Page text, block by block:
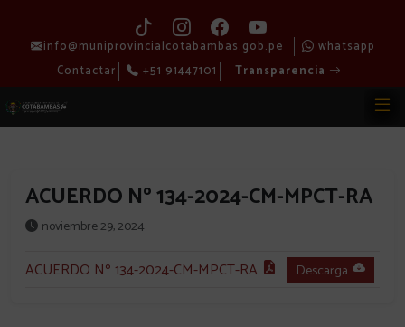
info@muniprovincialcotabambas.gob.pe
whatsapp
Contactar
+51 91447101 Transparencia
ACUERDO Nº 134-2024-CM-MPCT-RA
noviembre 29, 2024
ACUERDO Nº 134-2024-CM-MPCT-RA Descarga